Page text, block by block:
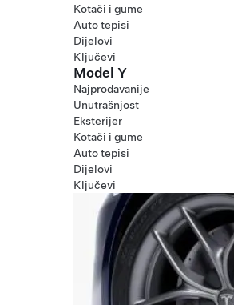
Kotači i gume
Auto tepisi
Dijelovi
Ključevi
Model Y
Najprodavanije
Unutrašnjost
Eksterijer
Kotači i gume
Auto tepisi
Dijelovi
Ključevi